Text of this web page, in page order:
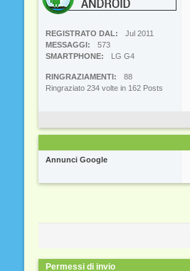
REGISTRATO DAL
Jul 2011
MESSAGGI
573
SMARTPHONE
LG G4
RINGRAZIAMENTI
88
Ringraziato 234 volte in 162 Posts
Annunci Google
Permessi di invio